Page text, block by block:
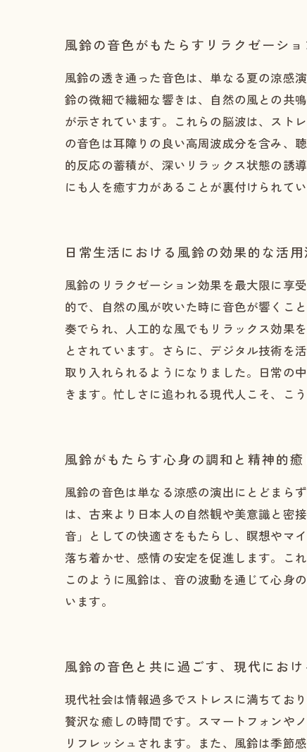
風鈴の音色がもたらすリラクゼーシ
風鈴の透き通った音色は、単なる夏の涼感
鈴の微細で繊細な響きは、自然の風との共
が示されています。これらの脳波は、スト
の音色は耳障りの良い高周波成分を含み、
的反応の蓄積が、深いリラックス状態の誘
にも人を癒す力があることが裏付けられて
日常生活における風鈴の効果的な活用
風鈴のリラクゼーション効果を最大限に享
的で、自然の風が吹いた時に音色が響くこ
奏でられ、人工的な風でもリラックス効果
とされています。さらに、デジタル技術を
取り入れられるようになりました。日常の
きます。忙しさに追われる現代人こそ、こ
風鈴がもたらす心身の調和と精神的癒
風鈴の音色は単なる涼感の演出にとどまら
は、古来より日本人の自然観や美意識と密
音」としての快適さをもたらし、瞑想やマ
落ち着かせ、感情の安定を促進します。こ
このように風鈴は、音の波動を通じて心身
います。
風鈴の音色と共に過ごす、現代にお
現代社会は情報過多でストレスに満ちてお
贅沢な癒しの時間です。スマートフォンや
リフレッシュされます。また、風鈴は季節